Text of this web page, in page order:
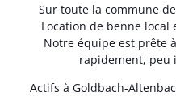
Sur toute la commune
Location de benne local
Notre équipe est prête
rapidement, peu
Actifs à Goldbach-